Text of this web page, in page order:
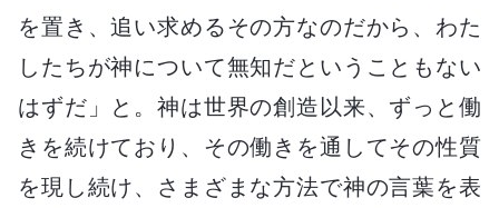
を置き、追い求めるその方なのだから、わた
したちが神について無知だということもない
はずだ」と。神は世界の創造以来、ずっと働
きを続けており、その働きを通してその性質
を現し続け、さまざまな方法で神の言葉を表